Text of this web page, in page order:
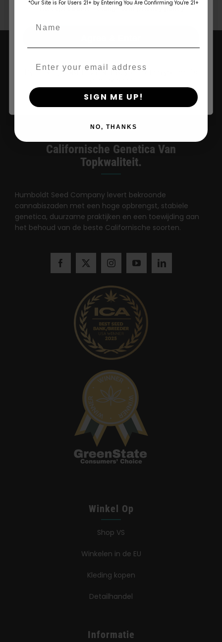
Traditionele
Tegelijk —
Californische Genetica Van
Topkwaliteit.
Humboldt Seed Company levert bekroonde
cannabiszaden met een hoge opbrengst, stabiele
genetica, duurzame praktijken en een toewijding aan
het behoud van de beste Californische soorten.
Winkel Op
Shop VS
Winkelen in de EU
Kleding kopen
Detailhandel
Informatie
age_gapI accept cookie settings and privacy policy
By clicking AGREE & ENTER, you confirm you are 18
*Our Site is For Users 21+ by Entering You Are Confirming You're 21+
SIGN ME UP!
NO, THANKS